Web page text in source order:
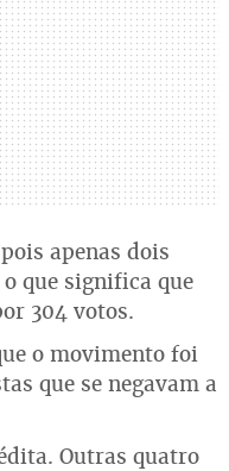
apenas dois
que significa que
304 votos.
o movimento foi
que se negavam a
Outras quatro